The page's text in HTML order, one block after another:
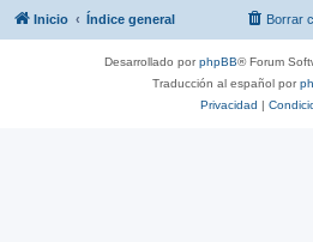
Inicio Índice general Borrar
Desarrollado porphpBB® Forum
Traducción al español por
Privacidad |